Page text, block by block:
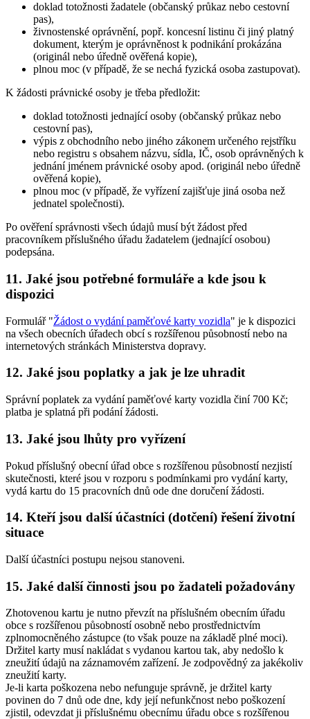
doklad totožnosti žadatele (občanský průkaz nebo cestovní
pas),
živnostenské oprávnění, popř. koncesní listinu či jiný platný
dokument, kterým je oprávněnost k podnikání prokázána
(originál nebo úředně ověřená kopie),
plnou moc (v případě, že se nechá fyzická osoba zastupovat).
K žádosti právnické osoby je třeba předložit:
doklad totožnosti jednající osoby (občanský průkaz nebo
cestovní pas),
výpis z obchodního nebo jiného zákonem určeného rejstříku
nebo registru s obsahem názvu, sídla, IČ, osob oprávněných k
jednání jménem právnické osoby apod. (originál nebo úředně
ověřená kopie),
plnou moc (v případě, že vyřízení zajišťuje jiná osoba než
jednatel společnosti).
Po ověření správnosti všech údajů musí být žádost před
pracovníkem příslušného úřadu žadatelem (jednající osobou)
podepsána.
11. Jaké jsou potřebné formuláře a kde jsou k
dispozici
Formulář "Žádost o vydání paměťové karty vozidla" je k dispozici
na všech obecních úřadech obcí s rozšířenou působností nebo na
internetových stránkách Ministerstva dopravy.
12. Jaké jsou poplatky a jak je lze uhradit
Správní poplatek za vydání paměťové karty vozidla činí 700 Kč;
platba je splatná při podání žádosti.
13. Jaké jsou lhůty pro vyřízení
Pokud příslušný obecní úřad obce s rozšířenou působností nezjistí
skutečnosti, které jsou v rozporu s podmínkami pro vydání karty,
vydá kartu do 15 pracovních dnů ode dne doručení žádosti.
14. Kteří jsou další účastníci (dotčení) řešení životní
situace
Další účastníci postupu nejsou stanoveni.
15. Jaké další činnosti jsou po žadateli požadovány
Zhotovenou kartu je nutno převzít na příslušném obecním úřadu
obce s rozšířenou působností osobně nebo prostřednictvím
zplnomocněného zástupce (to však pouze na základě plné moci).
Držitel karty musí nakládat s vydanou kartou tak, aby nedošlo k
zneužití údajů na záznamovém zařízení. Je zodpovědný za jakékoliv
zneužití karty.
Je-li karta poškozena nebo nefunguje správně, je držitel karty
povinen do 7 dnů ode dne, kdy její nefunkčnost nebo poškození
zjistil, odevzdat ji příslušnému obecnímu úřadu obce s rozšířenou